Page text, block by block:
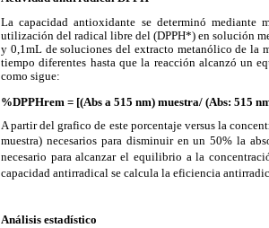
La capacidad antioxidante se determinó
utilización del radical libre del (DPPH*) en solución
y 0,1mL de soluciones del extracto metanólico de la
tiempo diferentes hasta que la reacción alcanzó un
como sigue:
%DPPHrem = [(Abs a 515 nm) muestra/ (Abs: 515
A partir del grafico de este porcentaje versus la
muestra) necesarios para disminuir en un 50% la
necesario para alcanzar el equilibrio a la
capacidad antirradical se calcula la eficiencia
Análisis estadístico